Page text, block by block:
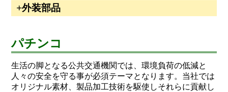
外装部品
パチンコ
生活の脚となる公共交通機関では、環境負荷の低減と
人々の安全を守る事が必須テーマとなります。当社では
オリジナル素材、製品加工技術を駆使しそれらに貢献し